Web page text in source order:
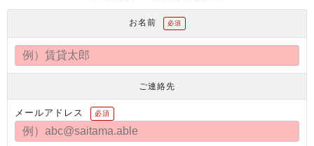
お名前 必須
ご連絡先
メールアドレス 必須